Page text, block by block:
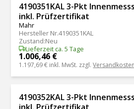
4190351KAL 3-Pkt
inkl. Prüfzertifikat
Mahr
Hersteller Nr.4190351KAL
Zustand:Neu
Lieferzeit ca. 5 Tage
1.006,46 €
1.197,69 € inkl. MwSt. zzgl.Versandkosten
4190352KAL 3-Pkt
inkl. Prüfzertifikat